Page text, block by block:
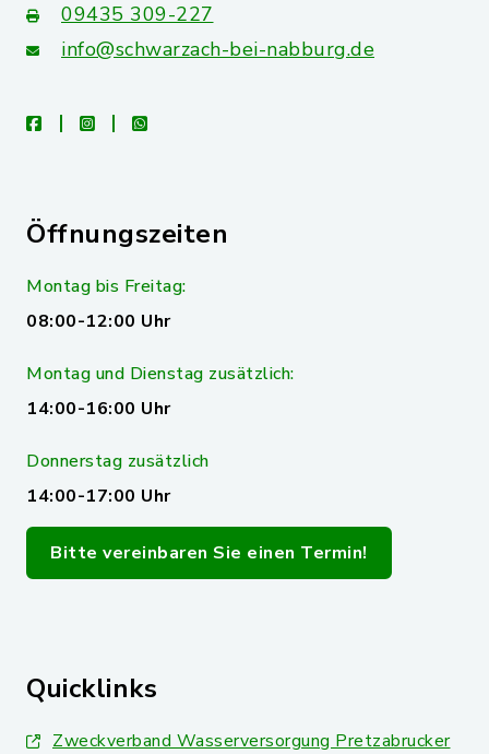
09435 309-227
info@schwarzach-bei-nabburg.de
facebookinstagramwhatsapp
Öffnungszeiten
Montag bis Freitag:
08:00-12:00 Uhr
Montag und Dienstag zusätzlich:
14:00-16:00 Uhr
Donnerstag zusätzlich
14:00-17:00 Uhr
Bitte vereinbaren Sie einen Termin!
Quicklinks
Zweckverband Wasserversorgung Pretzabrucker